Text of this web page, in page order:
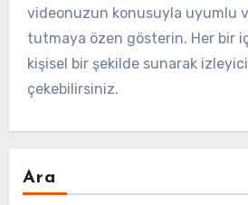
videonuzun konusuyla uyumlu
tutmaya özen gösterin. Her bir
kişisel bir şekilde sunarak
çekebilirsiniz.
Ara